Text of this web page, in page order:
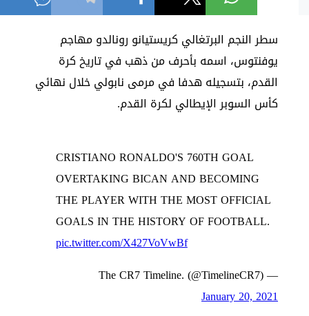
سطر النجم البرتغالي كريستيانو رونالدو مهاجم
يوفنتوس، اسمه بأحرف من ذهب في تاريخ كرة
القدم، بتسجيله هدفا في مرمى نابولي خلال نهائي
كأس السوبر الإيطالي لكرة القدم.
CRISTIANO RONALDO'S 760TH GOAL
OVERTAKING BICAN AND BECOMING
THE PLAYER WITH THE MOST OFFICIAL
GOALS IN THE HISTORY OF FOOTBALL.
pic.twitter.com/X427VoVwBf
— The CR7 Timeline. (@TimelineCR7)
January 20, 2021